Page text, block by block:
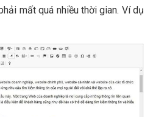
mất quá nhiều thời gian. Ví dụ